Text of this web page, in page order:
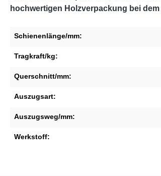
hochwertigen Holzverpackung bei
Schienenlänge/mm:
Tragkraft/kg:
Querschnitt/mm:
Auszugsart:
Auszugsweg/mm:
Werkstoff: